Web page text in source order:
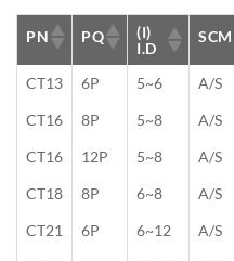
PN PQ
(I)
I.D
SCM
CT13
6P 5~6 A/S
CT16
8P 5~8 A/S
CT16
12P 5~8 A/S
CT18
8P 6~8 A/S
CT21
6P 6~12 A/S